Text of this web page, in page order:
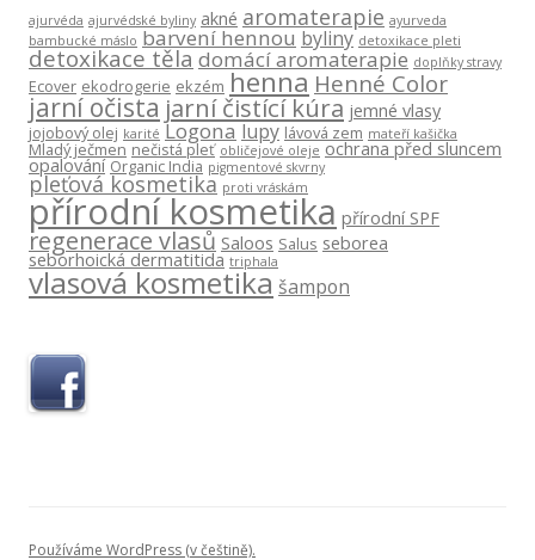
ajurvéda ajurvédské byliny akné aromaterapie ayurveda
bambucké máslo barvení hennou byliny detoxikace pleti
detoxikace těladomácí aromaterapie doplňky stravy
Ecover ekodrogerie ekzém henna Henné Color
jarní očista jarní čistící kúra jemné vlasy
jojobový olej karité Logona lupy lávová zem mateří kašička
Mladý ječmen nečistá pleť obličejové oleje ochrana před sluncem
opalování Organic India pigmentové skvrny
pleťová kosmetika proti vráskám
přírodní kosmetika přírodní SPF
regenerace vlasů Saloos Salus seborea
seborhoická dermatitida triphala
vlasová kosmetika šampon
Používáme WordPress (v češtině).